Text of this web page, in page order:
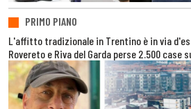
PRIMO PIANO
L'affitto tradizionale in Trentino è in via
Rovereto e Riva del Garda perse 2.500 case